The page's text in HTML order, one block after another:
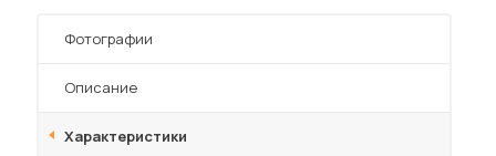
Фотографии
Описание
Характеристики